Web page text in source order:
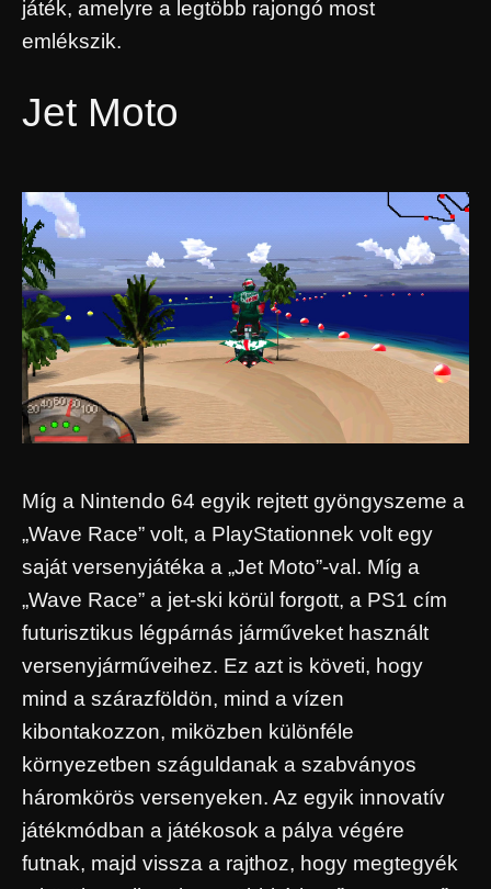
játék, amelyre a legtöbb rajongó most
emlékszik.
Jet Moto
Míg a Nintendo 64 egyik rejtett gyöngyszeme a
„Wave Race” volt, a PlayStationnek volt egy
saját versenyjátéka a „Jet Moto”-val. Míg a
„Wave Race” a jet-ski körül forgott, a PS1 cím
futurisztikus légpárnás járműveket használt
versenyjárműveihez. Ez azt is követi, hogy
mind a szárazföldön, mind a vízen
kibontakozzon, miközben különféle
környezetben száguldanak a szabványos
háromkörös versenyeken. Az egyik innovatív
játékmódban a játékosok a pálya végére
futnak, majd vissza a rajthoz, hogy megtegyék